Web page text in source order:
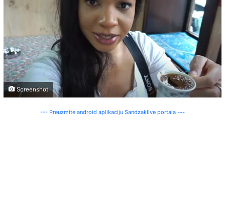
Screenshot
--- Preuzmite android aplikaciju Sandzaklive portala ---